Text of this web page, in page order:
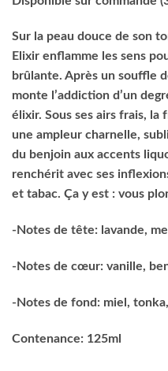
Sur la peau douce de son
Elixir enflamme les sens
brûlante. Après un souffle
monte l’addiction d’un
élixir. Sous ses airs frais,
une ampleur charnelle,
du benjoin aux accents
renchérit avec ses
et tabac. Ça y est : vous
-Notes de tête: lavande,
-Notes de cœur: vanille,
-Notes de fond: miel,
Contenance: 125ml